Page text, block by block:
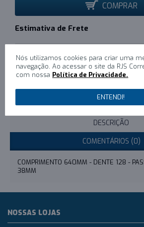
COMPRAR
Estimativa de Frete
Escreva um comentário
DESCRIÇÃO
COMENTÁRIOS (0)
COMPRIMENTO 640MM - DENTE 128 -
38MM
Nós utilizamos cookies para criar uma
navegação. Ao acessar o site da RJS
com nossa Política de Privacidade.
ENTENDI!
NOSSAS LOJAS